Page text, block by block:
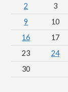
2
3
9
10
16
17
23
24
30